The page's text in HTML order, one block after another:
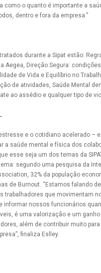
como o quanto é importante a
dentro e fora da empresa.”
durante a Sipat estão:
Aegea, Direção Segura:
de Vida e Equilíbrio no
de atividades, Saúde Mental
ao assédio e qualquer tipo de
e o cotidiano acelerado –
a saúde mental e física dos
esse seja um dos temas da
segundo uma pesquisa da
32% da população
de Burnout. “Estamos falando
trabalhadores que movimentam
informar nossos funcionários
é uma valorização e um
além de contribuir muito
finaliza Eslley.